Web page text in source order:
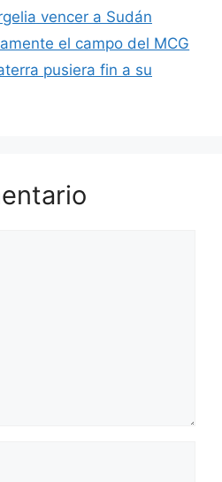
vencer a Sudán
el campo del MCG
pusiera fin a su